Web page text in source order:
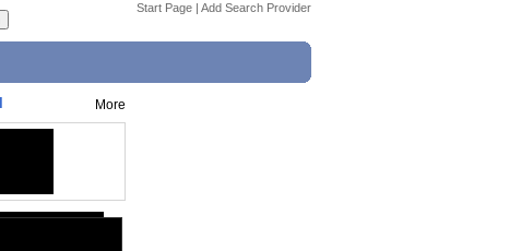
Start Page | Add Search Provider
More